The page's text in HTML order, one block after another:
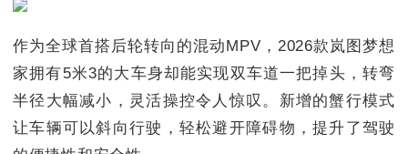
作为全球首搭后轮转向的混动MPV，2026款岚图梦想
家拥有5米3的大车身却能实现双车道一把掉头，转弯
半径大幅减小，灵活操控令人惊叹。新增的蟹行模式
让车辆可以斜向行驶，轻松避开障碍物，提升了驾驶